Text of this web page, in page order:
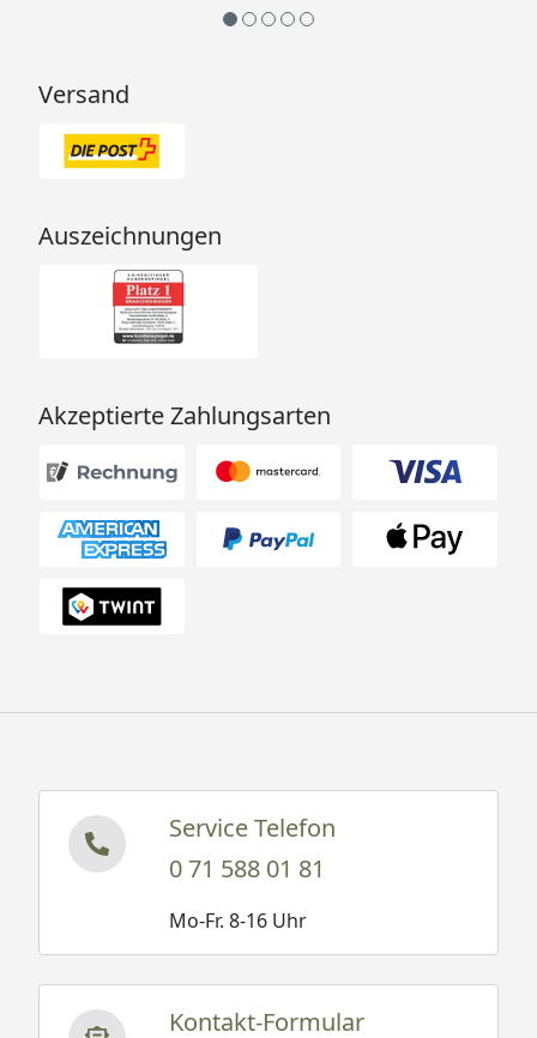
Deutschland
Versand
Auszeichnungen
Akzeptierte Zahlungsarten
Service Telefon
0 71 588 01 81
Mo-Fr. 8-16 Uhr
Kontakt-Formular